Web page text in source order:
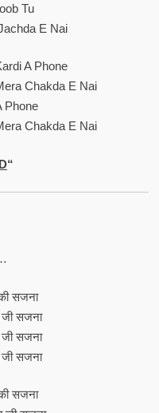
Tu
E Nai
A Phone
Chakda E Nai
Phone
Chakda E Nai
“
की सजना
जी सजना
जी सजना
जी सजना
की सजना